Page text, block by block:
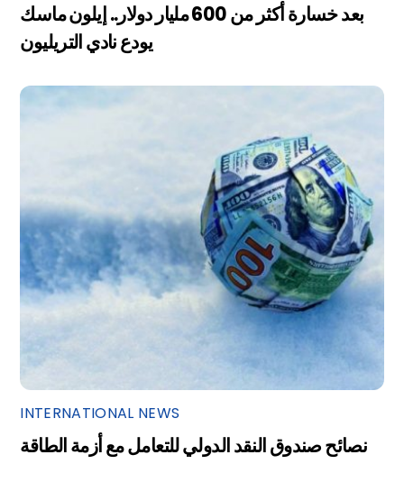
بعد خسارة أكثر من 600 مليار دولار.. إيلون ماسك
يودع نادي التريليون
INTERNATIONAL NEWS
نصائح صندوق النقد الدولي للتعامل مع أزمة الطاقة